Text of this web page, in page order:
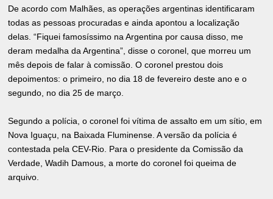
De acordo com Malhães, as operações argentinas identificaram
todas as pessoas procuradas e ainda apontou a localização
delas. “Fiquei famosíssimo na Argentina por causa disso, me
deram medalha da Argentina”, disse o coronel, que morreu um
mês depois de falar à comissão. O coronel prestou dois
depoimentos: o primeiro, no dia 18 de fevereiro deste ano e o
segundo, no dia 25 de março.
Segundo a polícia, o coronel foi vítima de assalto em um sítio, em
Nova Iguaçu, na Baixada Fluminense. A versão da polícia é
contestada pela CEV-Rio. Para o presidente da Comissão da
Verdade, Wadih Damous, a morte do coronel foi queima de
arquivo.